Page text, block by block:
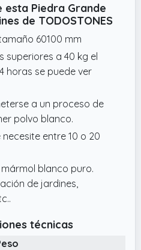
esta Piedra Grande
de TODOSTONES
60100 mm
superiores a 40 kg el
horas se puede ver
a un proceso de
polvo blanco.
entre 10 o 20
blanco puro.
de jardines,
técnicas